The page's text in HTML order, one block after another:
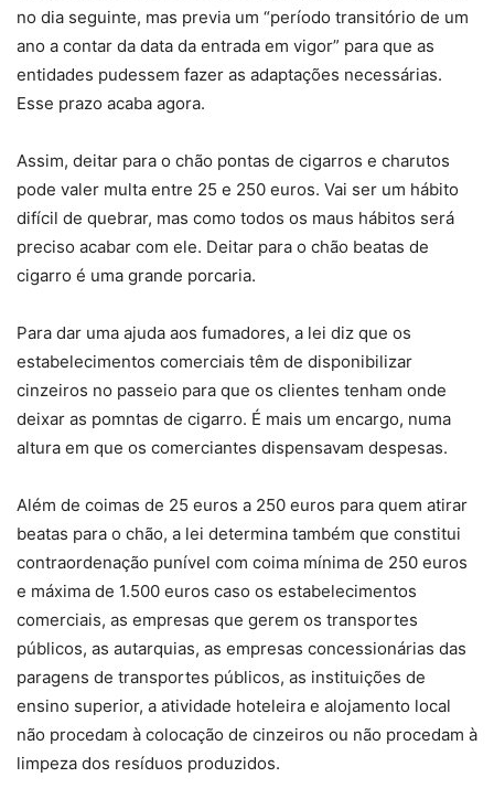
no dia seguinte, mas previa um “período transitório de um
ano a contar da data da entrada em vigor” para que as
entidades pudessem fazer as adaptações necessárias.
Esse prazo acaba agora.
Assim, deitar para o chão pontas de cigarros e charutos
pode valer multa entre 25 e 250 euros. Vai ser um hábito
difícil de quebrar, mas como todos os maus hábitos será
preciso acabar com ele. Deitar para o chão beatas de
cigarro é uma grande porcaria.
Para dar uma ajuda aos fumadores, a lei diz que os
estabelecimentos comerciais têm de disponibilizar
cinzeiros no passeio para que os clientes tenham onde
deixar as pomntas de cigarro. É mais um encargo, numa
altura em que os comerciantes dispensavam despesas.
Além de coimas de 25 euros a 250 euros para quem atirar
beatas para o chão, a lei determina também que constitui
contraordenação punível com coima mínima de 250 euros
e máxima de 1.500 euros caso os estabelecimentos
comerciais, as empresas que gerem os transportes
públicos, as autarquias, as empresas concessionárias das
paragens de transportes públicos, as instituições de
ensino superior, a atividade hoteleira e alojamento local
não procedam à colocação de cinzeiros ou não procedam à
limpeza dos resíduos produzidos.